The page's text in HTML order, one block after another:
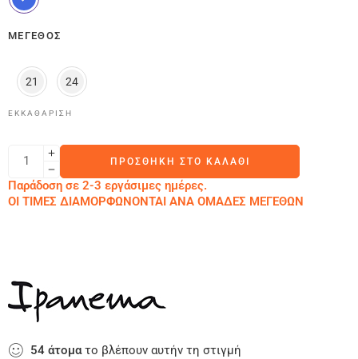
ΜΈΓΕΘΟΣ
21 24
ΕΚΚΑΘΆΡΙΣΗ
ΠΡΟΣΘΉΚΗ ΣΤΟ ΚΑΛΆΘΙ
Παράδοση σε 2-3 εργάσιμες ημέρες.
ΟΙ ΤΙΜΕΣ ΔΙΑΜΟΡΦΩΝΟΝΤΑΙ ΑΝΑ ΟΜΑΔΕΣ ΜΕΓΕΘΩΝ
54 άτοματο βλέπουν αυτήν τη στιγμή